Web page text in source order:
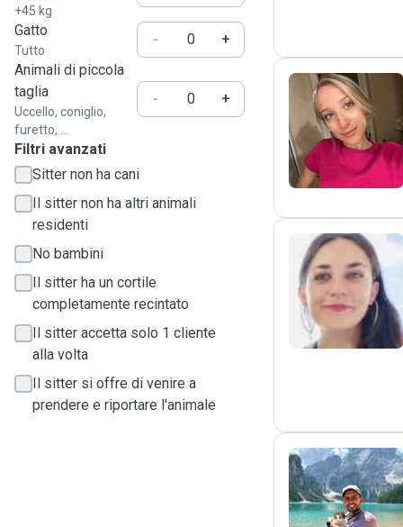
+45 kg
Gatto
Tutto
-
+
Animali di piccola
taglia
Uccello, coniglio,
furetto, ...
- +
Filtri avanzati
Sitter non ha cani
Il sitter non ha altri animali
residenti
No bambini
Il sitter ha un cortile
completamente recintato
Il sitter accetta solo 1 cliente
alla volta
Il sitter si offre di venire a
prendere e riportare l'animale
V
I
J